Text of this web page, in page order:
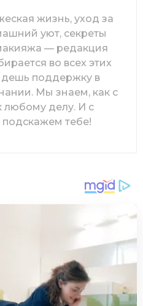
жизнь, уход за
уют, секреты
— редакция
во всех этих
поддержку в
Мы знаем, как с
любому делу. И с
тебе!